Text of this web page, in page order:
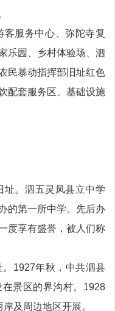
服务中心、弥陀寺复
乐园、乡村体验场、泗
民暴动指挥部旧址红色
配套服务区、基础设施
。泗五灵凤县立中学
的第一所中学。先后办
度享有盛誉，被人们称
1927年秋，中共泗县
景区的界沟村。1928
及周边地区开展。